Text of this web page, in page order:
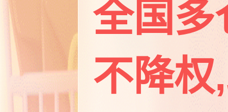
全国多
不降权